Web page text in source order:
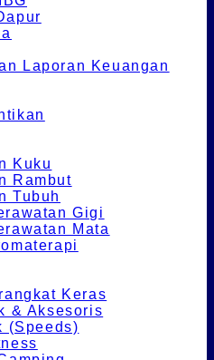
Laporan Keuangan
Kuku
Rambut
Tubuh
Gigi
Mata
Keras
& Aksesoris
(Speeds)